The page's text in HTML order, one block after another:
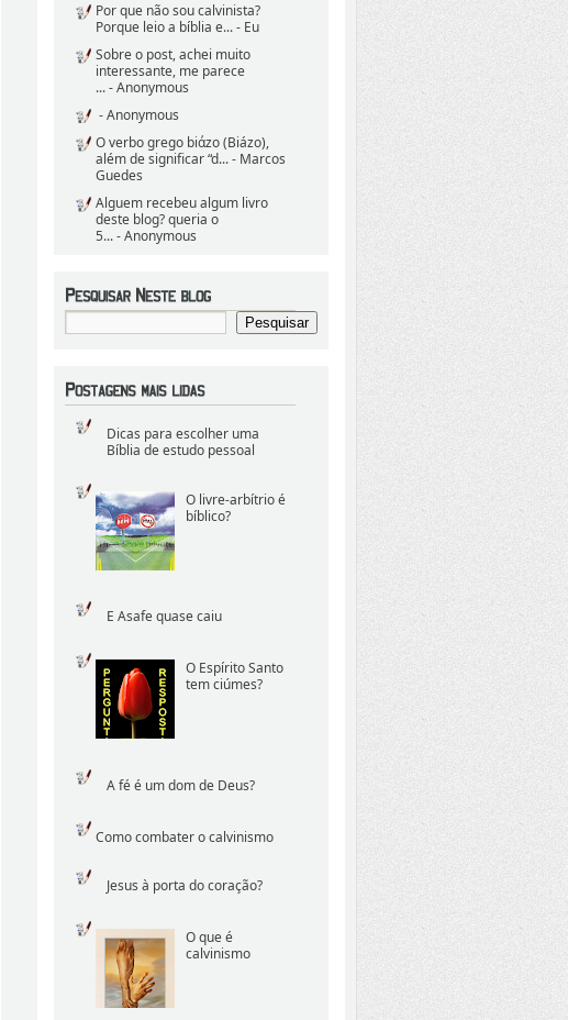
Por que não sou calvinista?
Porque leio a bíblia e...- Eu
Sobre o post, achei muito
interessante, me parece
...- Anonymous
- Anonymous
O verbo grego biάzo (Biázo),
além de significar “d...- Marcos
Guedes
Alguem recebeu algum livro
deste blog? queria o
5...- Anonymous
Dicas para escolher uma
Bíblia de estudo pessoal
O livre-arbítrio é
bíblico?
E Asafe quase caiu
O Espírito Santo
tem ciúmes?
A fé é um dom de Deus?
Como combater o calvinismo
Jesus à porta do coração?
O que é
calvinismo